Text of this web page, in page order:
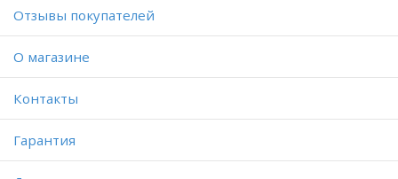
Отзывы покупателей
O магазине
Контакты
Гарантия